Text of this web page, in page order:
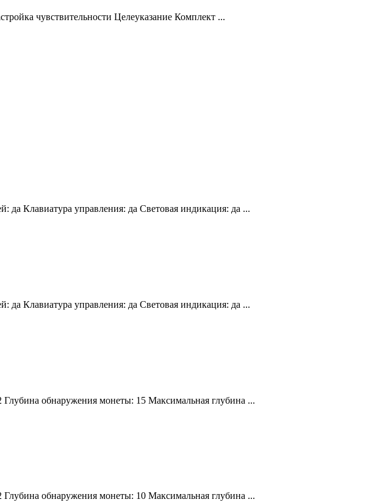
чувствительности Целеуказание Комплект ...
Клавиатура управления: да Световая индикация: да ...
Клавиатура управления: да Световая индикация: да ...
обнаружения монеты: 15 Максимальная глубина ...
обнаружения монеты: 10 Максимальная глубина ...